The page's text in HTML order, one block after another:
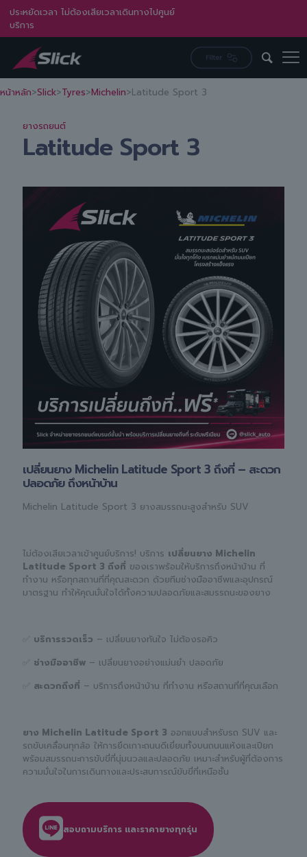
ประหยัดเวลา ไม่ต้องเสียเวลาเดินทางไปศูนย์
บริการ
หน้าหลัก>Slick>Tyres>Michelin>Latitude Sport 3
ยางรถยนต์
Latitude Sport 3
เปลี่ยนยาง Michelin Latitude Sport 3 ถึงที่ – สะดวก
ปลอดภัย ถึงหน้าบ้าน
Michelin Latitude Sport 3 ยางสมรรถนะสูงสำหรับ SUV
ไม่ต้องเสียเวลาเข้าศูนย์บริการ! บริการ เปลี่ยนยาง Michelin
Latitude Sport 3 ถึงที่ ของเราพร้อมให้บริการถึงหน้าบ้าน ที่
ทำงาน หรือทุกสถานที่ที่คุณสะดวก ด้วยทีมช่างมืออาชีพและอุปกรณ์
มาตรฐาน ทำให้คุณมั่นใจได้ทั้งความปลอดภัยและสมรรถนะของยาง
บริการรวดเร็ว – เปลี่ยนยางทันใจ ไม่ต้องรอคิว
ช่างมืออาชีพ – เปลี่ยนยางอย่างแม่นยำ ปลอดภัย
สะดวกถึงที่ – บริการถึงหน้าบ้าน ที่ทำงาน หรือสถานที่ที่คุณเลือก
ยาง Michelin Latitude Sport 3 ออกแบบสำหรับรถ SUV และ
รถขับเคลื่อนทุกล้อ ให้การยึดเกาะถนนดีเยี่ยมทั้งบนถนนแห้งและเปียก
พร้อมสมรรถนะการขับขี่ที่นุ่มนวลและปลอดภัย เหมาะสำหรับผู้ที่ต้องการ
ความมั่นใจในการเดินทางและประสบการณ์ขับขี่ที่เหนือชั้น
สอบถามบริการ และราคายางทุกรุ่น